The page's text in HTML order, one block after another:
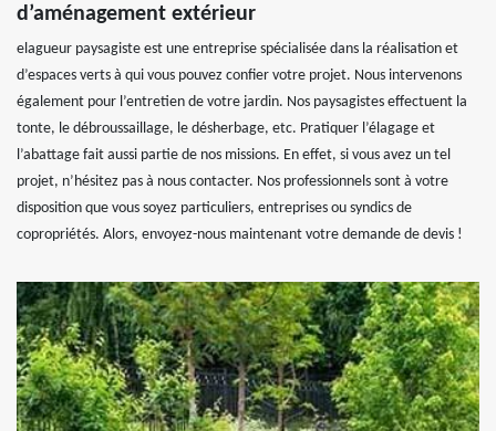
d’aménagement extérieur
elagueur paysagiste est une entreprise spécialisée dans la réalisation et
d’espaces verts à qui vous pouvez confier votre projet. Nous intervenons
également pour l’entretien de votre jardin. Nos paysagistes effectuent la
tonte, le débroussaillage, le désherbage, etc. Pratiquer l’élagage et
l’abattage fait aussi partie de nos missions. En effet, si vous avez un tel
projet, n’hésitez pas à nous contacter. Nos professionnels sont à votre
disposition que vous soyez particuliers, entreprises ou syndics de
copropriétés. Alors, envoyez-nous maintenant votre demande de devis !